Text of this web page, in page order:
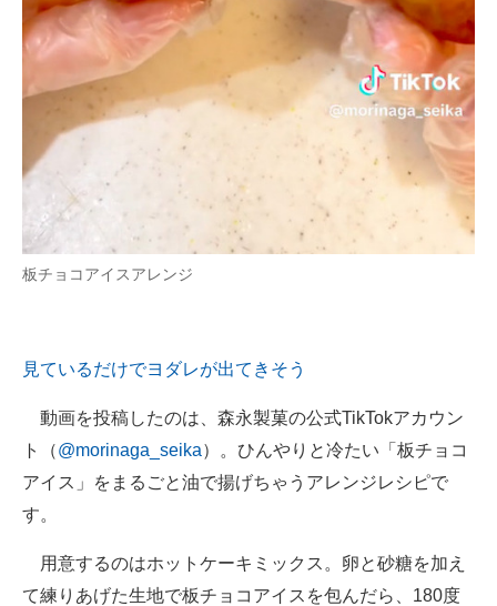
板チョコアイスアレンジ
見ているだけでヨダレが出てきそう
動画を投稿したのは、森永製菓の公式TikTokアカウン
ト（@morinaga_seika）。ひんやりと冷たい「板チョコ
アイス」をまるごと油で揚げちゃうアレンジレシピで
す。
用意するのはホットケーキミックス。卵と砂糖を加え
て練りあげた生地で板チョコアイスを包んだら、180度